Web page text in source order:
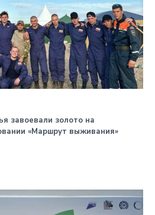
завоевали золото на
«Маршрут выживания»